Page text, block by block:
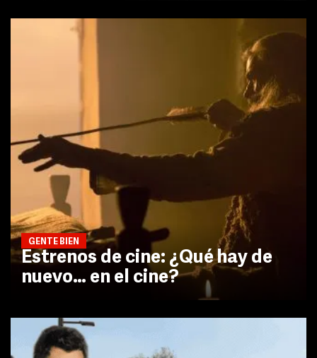
GENTE BIEN
Estrenos de cine: ¿Qué hay de
nuevo… en el cine?